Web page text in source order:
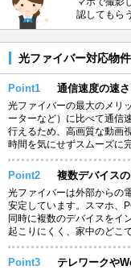
認してもら
光ファイバー対応物
Point1 通信速度の速
光ファイバーの最大のメリ
ーターなど）に比べて通信
行えるため、高画質な動画
時間を気にせずスムーズに
Point2 複数デバイス
光ファイバーは外部からの
安定しています。スマホ、
同時に複数のデバイスをイ
起こりにくく、家中のどこ
Point3 テレワークや